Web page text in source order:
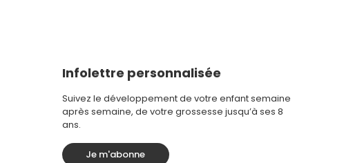
Infolettre personnalisée
Suivez le développement de votre enfant semaine
après semaine, de votre grossesse jusqu’à ses 8
ans.
Je m'abonne